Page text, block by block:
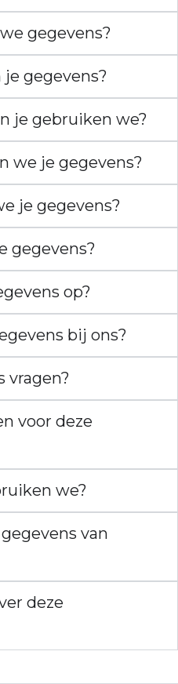
gegevens?
gegevens?
je gebruiken we?
we je gegevens?
je gegevens?
gegevens?
op?
bij ons?
vragen?
voor deze
we?
van
deze